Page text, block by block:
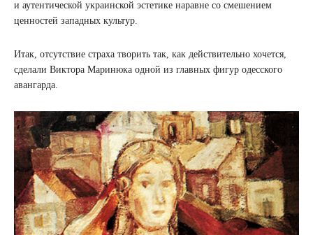
и аутентической украинской эстетике наравне со смешением
ценностей западных культур.
Итак, отсутствие страха творить так, как действительно хочется,
сделали Виктора Маринюка одной из главных фигур одесского
авангарда.